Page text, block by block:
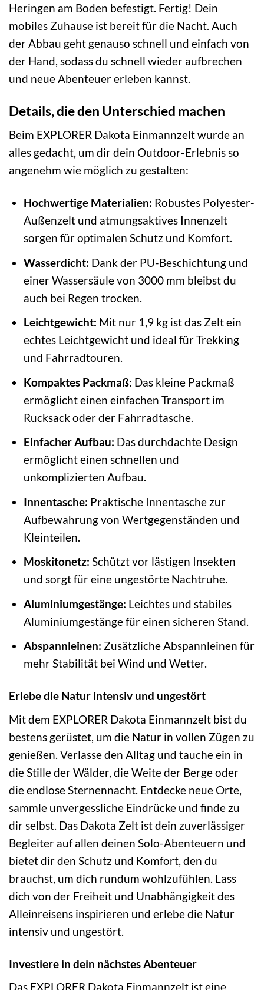
Heringen am Boden befestigt. Fertig! Dein
mobiles Zuhause ist bereit für die Nacht. Auch
der Abbau geht genauso schnell und einfach von
der Hand, sodass du schnell wieder aufbrechen
und neue Abenteuer erleben kannst.
Details, die den Unterschied machen
Beim EXPLORER Dakota Einmannzelt wurde an
alles gedacht, um dir dein Outdoor-Erlebnis so
angenehm wie möglich zu gestalten:
Hochwertige Materialien: Robustes Polyester-
Außenzelt und atmungsaktives Innenzelt
sorgen für optimalen Schutz und Komfort.
Wasserdicht: Dank der PU-Beschichtung und
einer Wassersäule von 3000 mm bleibst du
auch bei Regen trocken.
Leichtgewicht: Mit nur 1,9 kg ist das Zelt ein
echtes Leichtgewicht und ideal für Trekking
und Fahrradtouren.
Kompaktes Packmaß: Das kleine Packmaß
ermöglicht einen einfachen Transport im
Rucksack oder der Fahrradtasche.
Einfacher Aufbau: Das durchdachte Design
ermöglicht einen schnellen und
unkomplizierten Aufbau.
Innentasche: Praktische Innentasche zur
Aufbewahrung von Wertgegenständen und
Kleinteilen.
Moskitonetz: Schützt vor lästigen Insekten
und sorgt für eine ungestörte Nachtruhe.
Aluminiumgestänge: Leichtes und stabiles
Aluminiumgestänge für einen sicheren Stand.
Abspannleinen: Zusätzliche Abspannleinen für
mehr Stabilität bei Wind und Wetter.
Erlebe die Natur intensiv und ungestört
Mit dem EXPLORER Dakota Einmannzelt bist du
bestens gerüstet, um die Natur in vollen Zügen zu
genießen. Verlasse den Alltag und tauche ein in
die Stille der Wälder, die Weite der Berge oder
die endlose Sternennacht. Entdecke neue Orte,
sammle unvergessliche Eindrücke und finde zu
dir selbst. Das Dakota Zelt ist dein zuverlässiger
Begleiter auf allen deinen Solo-Abenteuern und
bietet dir den Schutz und Komfort, den du
brauchst, um dich rundum wohlzufühlen. Lass
dich von der Freiheit und Unabhängigkeit des
Alleinreisens inspirieren und erlebe die Natur
intensiv und ungestört.
Investiere in dein nächstes Abenteuer
Das EXPLORER Dakota Einmannzelt ist eine